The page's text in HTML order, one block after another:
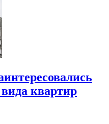
квартир